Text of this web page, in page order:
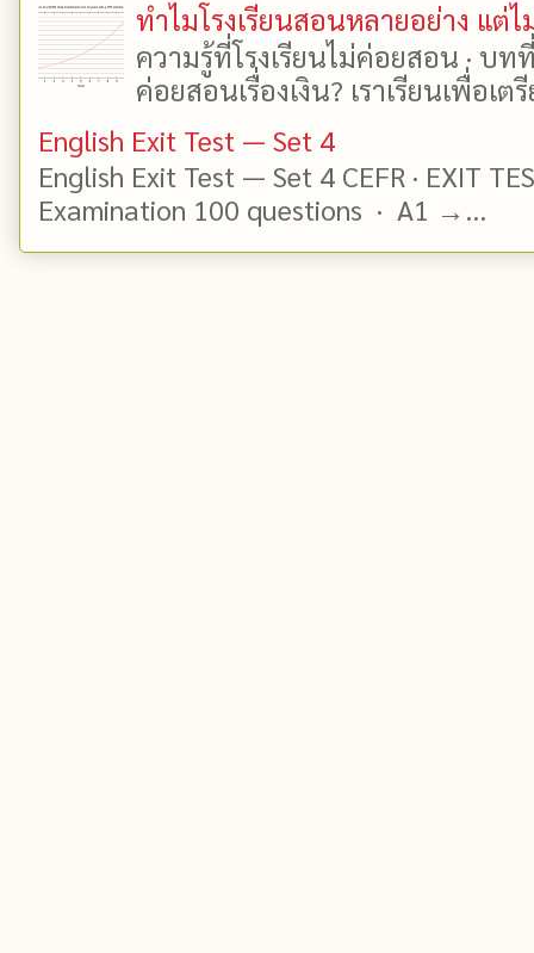
ทำไมโรงเรียนสอนหลายอย่าง แต่ไ
ความรู้ที่โรงเรียนไม่ค่อยสอน · บ
ค่อยสอนเรื่องเงิน? เราเรียนเพื่อเต
English Exit Test — Set 4
English Exit Test — Set 4 CEFR · EXIT
Examination 100 questions · A1 →...